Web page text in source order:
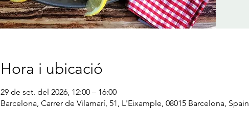
Hora i ubicació
29 de set. del 2026, 12:00 – 16:00
Barcelona, Carrer de Vilamarí, 51, L'Eixample, 08015 Barcelona, Spain